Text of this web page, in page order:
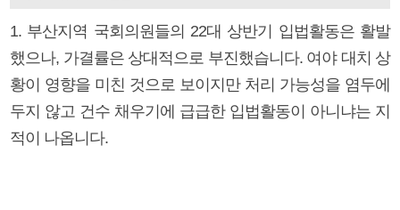
1. 부산지역 국회의원들의 22대 상반기 입법활동은 활발
했으나, 가결률은 상대적으로 부진했습니다. 여야 대치 상
황이 영향을 미친 것으로 보이지만 처리 가능성을 염두에
두지 않고 건수 채우기에 급급한 입법활동이 아니냐는 지
적이 나옵니다.